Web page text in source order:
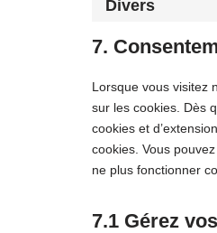
Divers
7.
Lorsque vous visitez
sur les cookies. Dès
cookies et
cookies. Vous
ne plus fonctionner
7.1 Gérez